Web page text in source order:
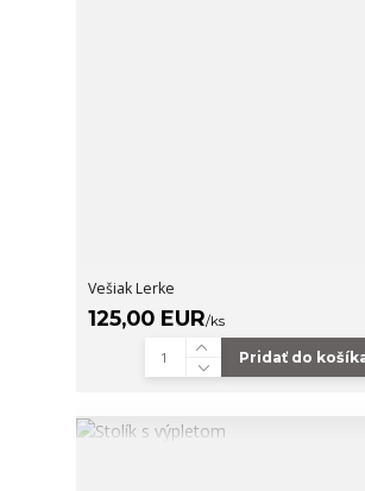
Vešiak Lerke
125,00 EUR/ks
Pridať do